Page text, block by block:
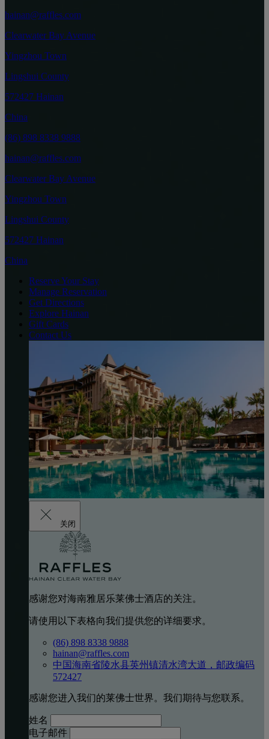
hainan@raffles.com
Clearwater Bay Avenue
Yingzhou Town
Lingshui County
572427 Hainan
China
(86) 898 8338 9888
hainan@raffles.com
Clearwater Bay Avenue
Yingzhou Town
Lingshui County
572427 Hainan
China
Reserve Your Stay
Manage Reservation
Get Directions
Explore Hainan
Gift Cards
Contact Us
关闭
感谢您对海南雅居乐莱佛士酒店的关注。
请使用以下表格向我们提供您的详细要求。
(86) 898 8338 9888
hainan@raffles.com
中国海南省陵水县英州镇清水湾大道，邮政编码
572427
感谢您进入我们的莱佛士世界。我们期待与您联系。
姓名
电子邮件